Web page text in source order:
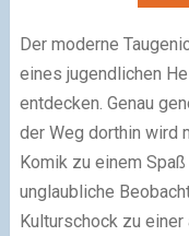
Der moderne
eines jugendlichen
entdecken. Genau
der Weg dorthin wird
Komik zu einem
unglaubliche
Kulturschock zu einer